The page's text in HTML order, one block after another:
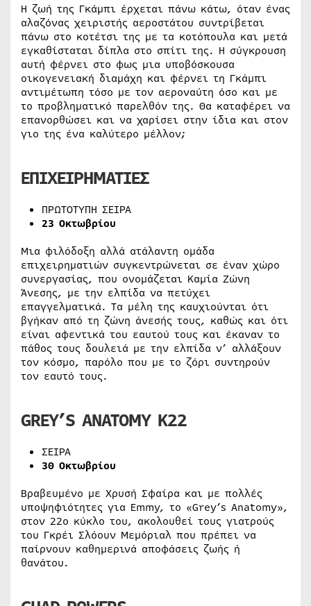
Η ζωή της Γκάμπι έρχεται πάνω κάτω, όταν ένας
αλαζόνας χειριστής αεροστάτου συντρίβεται
πάνω στο κοτέτσι της με τα κοτόπουλα και μετά
εγκαθίσταται δίπλα στο σπίτι της. Η σύγκρουση
αυτή φέρνει στο φως μια υποβόσκουσα
οικογενειακή διαμάχη και φέρνει τη Γκάμπι
αντιμέτωπη τόσο με τον αεροναύτη όσο και με
το προβληματικό παρελθόν της. Θα καταφέρει να
επανορθώσει και να χαρίσει στην ίδια και στον
γιο της ένα καλύτερο μέλλον;
ΕΠΙΧΕΙΡΗΜΑΤΙΕΣ
ΠΡΩΤΟΤΥΠΗ ΣΕΙΡΑ
23 Οκτωβρίου
Μια φιλόδοξη αλλά ατάλαντη ομάδα
επιχειρηματιών συγκεντρώνεται σε έναν χώρο
συνεργασίας, που ονομάζεται Καμία Ζώνη
Άνεσης, με την ελπίδα να πετύχει
επαγγελματικά. Τα μέλη της καυχιούνται ότι
βγήκαν από τη ζώνη άνεσής τους, καθώς και ότι
είναι αφεντικά του εαυτού τους και έκαναν το
πάθος τους δουλειά με την ελπίδα ν’ αλλάξουν
τον κόσμο, παρόλο που με το ζόρι συντηρούν
τον εαυτό τους.
GREY’S ANATOMY K22
ΣΕΙΡΑ
30 Οκτωβρίου
Βραβευμένο με Χρυσή Σφαίρα και με πολλές
υποψηφιότητες για Emmy, το «Grey’s Anatomy»,
στον 22o κύκλο του, ακολουθεί τους γιατρούς
του Γκρέι Σλόουν Μεμόριαλ που πρέπει να
παίρνουν καθημερινά αποφάσεις ζωής ή
θανάτου.